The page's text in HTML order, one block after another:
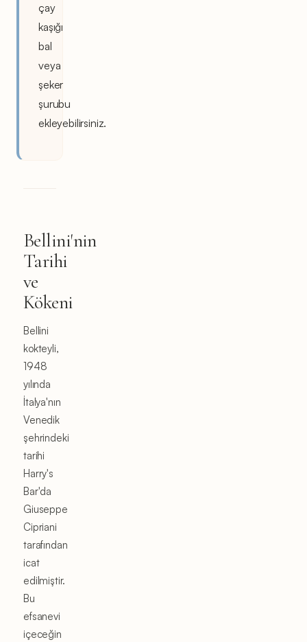
çay
kaşığı
bal
veya
şeker
şurubu
ekleyebilirsiniz.
Bellini'nin
Tarihi
ve
Kökeni
Bellini
kokteyli,
1948
yılında
İtalya'nın
Venedik
şehrindeki
tarihi
Harry's
Bar'da
Giuseppe
Cipriani
tarafından
icat
edilmiştir.
Bu
efsanevi
içeceğin